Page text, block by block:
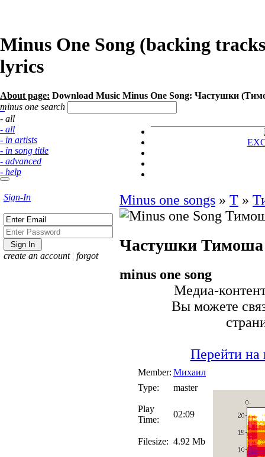
Minus One Song (backing
lyrics
About page: Download Music Minus One Song: Частушки
minus one search
- all
- all
- in artists
- in song title
- advanced
- help
Sign-In
create an account ¦ forgot
Minus one songs » Т »
Частушки Тимоша
minus one song
Медиа-
Вы можете
Перейти на
Member: Михаил
Type:
master
Play
Time:
02:09
Filesize: 4.92 Mb